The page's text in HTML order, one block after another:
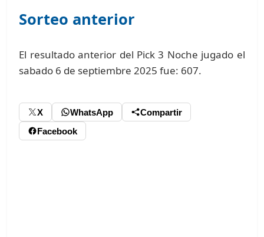
Sorteo anterior
El resultado anterior del Pick 3 Noche jugado el
sabado 6 de septiembre 2025 fue: 607.
X WhatsApp
Compartir
Facebook